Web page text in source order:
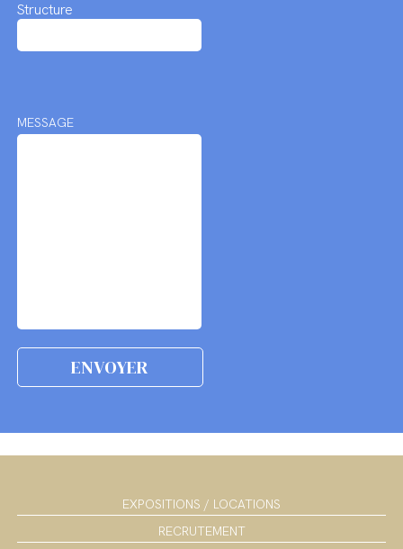
Structure
MESSAGE
EXPOSITIONS / LOCATIONS
RECRUTEMENT